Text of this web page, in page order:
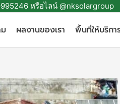
หรือไลน์ @nksolargroup
ผลงานของเรา พื้นที่ให้บริกา